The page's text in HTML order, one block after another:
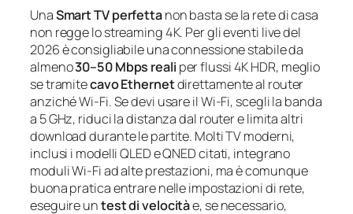
UnaSmart TV perfettanon basta se la rete di casa
non regge lo streaming 4K. Per gli eventi live del
2026 è consigliabile una connessione stabile da
almeno30–50 Mbps reali per flussi 4K HDR, meglio
se tramitecavo Ethernetdirettamente al router
anziché Wi‑Fi. Se devi usare il Wi‑Fi, scegli la banda
a 5 GHz, riduci la distanza dal router e limita altri
download durante le partite. Molti TV moderni,
inclusi i modelli QLED e QNED citati, integrano
moduli Wi‑Fi ad alte prestazioni, ma è comunque
buona pratica entrare nelle impostazioni di rete,
eseguire untest di velocitàe, se necessario,